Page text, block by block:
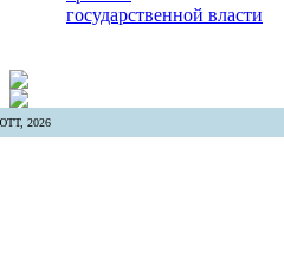
государственной власти
2026